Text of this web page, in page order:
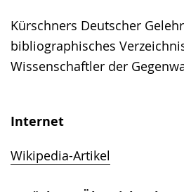
Kürschners Deutscher
bibliographisches
Wissenschaftler der
Internet
Wikipedia-Artikel